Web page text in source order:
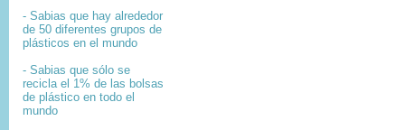
- Sabias que hay alrededor
de 50 diferentes grupos de
plásticos en el mundo
- Sabias que sólo se
recicla el 1% de las bolsas
de plástico en todo el
mundo